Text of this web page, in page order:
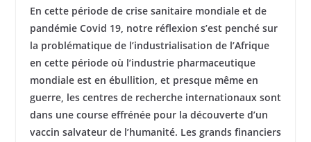
En cette période de crise sanitaire mondiale et de
pandémie Covid 19, notre réflexion s’est penché sur
la problématique de l’industrialisation de l’Afrique
en cette période où l’industrie pharmaceutique
mondiale est en ébullition, et presque même en
guerre, les centres de recherche internationaux sont
dans une course effrénée pour la découverte d’un
vaccin salvateur de l’humanité. Les grands financiers